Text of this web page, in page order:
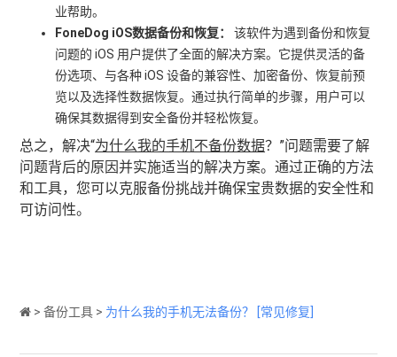
业帮助。
FoneDog iOS数据备份和恢复：
该软件为遇到备份和恢复
问题的 iOS 用户提供了全面的解决方案。它提供灵活的备
份选项、与各种 iOS 设备的兼容性、加密备份、恢复前预
览以及选择性数据恢复。通过执行简单的步骤，用户可以
确保其数据得到安全备份并轻松恢复。
总之，解决“为什么我的手机不备份数据？”问题需要了解
问题背后的原因并实施适当的解决方案。通过正确的方法
和工具，您可以克服备份挑战并确保宝贵数据的安全性和
可访问性。
>备份工具 > 为什么我的手机无法备份？ [常见修复]